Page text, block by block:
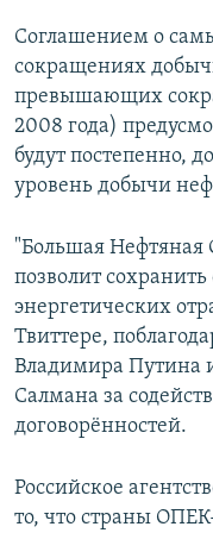
Соглашением о
сокращениях
превышающих
2008 года)
будут постепенно,
уровень добычи
"Большая Нефтяная
позволит
энергетических
Твиттере,
Владимира Путина
Салмана за
договорённостей.
Российское
то, что страны